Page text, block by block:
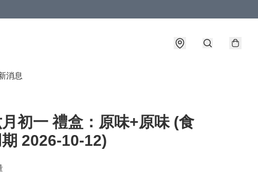
消息
初一 禮盒：原味+原味 (食
期 2026-10-12)